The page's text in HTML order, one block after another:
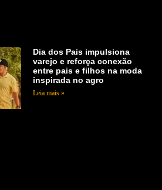
Dia dos Pais impulsiona
varejo e reforça conexão
entre pais e filhos na moda
inspirada no agro
Leia mais »